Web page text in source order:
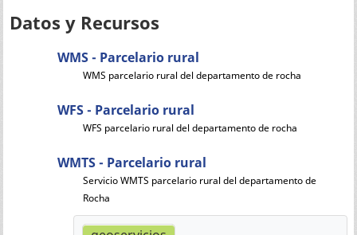
Datos y Recursos
WMS - Parcelario rural
WMS parcelario rural del departamento de rocha
WFS - Parcelario rural
WFS parcelario rural del departamento de rocha
WMTS - Parcelario rural
Servicio WMTS parcelario rural del departamento de
Rocha